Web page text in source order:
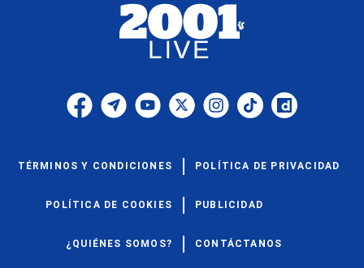
TÉRMINOS Y CONDICIONES POLÍTICA DE PRIVACIDAD
POLÍTICA DE COOKIES PUBLICIDAD
¿QUIÉNES SOMOS? CONTÁCTANOS